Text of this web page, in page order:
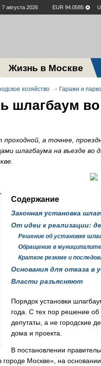
7 августа 2026 EUR 94.0585
Жизнь в Москве
хозяйство Гаражи и
шлагбаум
проходной, а точнее,
шлагбаума на въезде во
Содержание
Законная установка
От идеи к реализации:
Решение об установке
Обращение в
Краткое резюме и
Основания для отказа в
Власти разъясняют
Порядок установки
года. С тех пор решение об
депутаты, а не городские
дома и проекта.
В постановлении
Москве», на